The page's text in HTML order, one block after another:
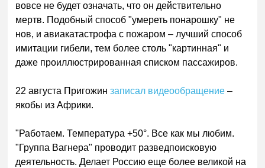
вовсе не будет означать, что он действительно
мертв. Подобный способ "умереть понарошку" не
нов, и авиакатастрофа с пожаром – лучший способ
имитации гибели, тем более столь "картинная" и
даже проиллюстрированная списком пассажиров.
22 августа Пригожинзаписал видеообращение –
якобы из Африки.
"Работаем. Температура +50°. Все как мы любим.
"Группа Вагнера" проводит разведпоисковую
деятельность. Делает Россию еще более великой на